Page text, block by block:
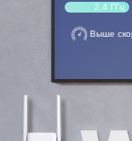
2.4 ГГц
Выше